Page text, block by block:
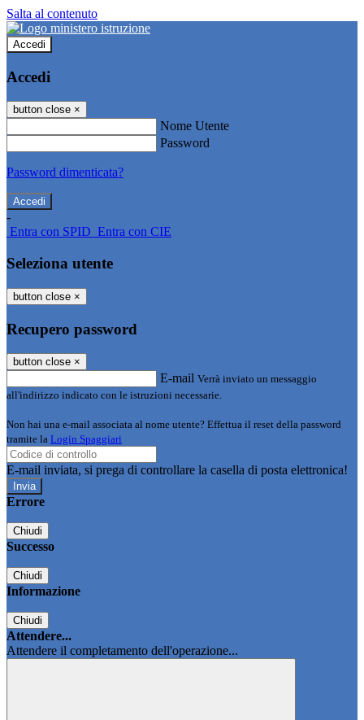
Salta al contenuto
Accedi
Accedi
button close ×
Nome Utente
Password
Password dimenticata?
-
Entra con SPID Entra con CIE
Seleziona utente
button close ×
Recupero password
button close ×
E-mail Verrà inviato un messaggio
all'indirizzo indicato con le istruzioni necessarie.
Non hai una e-mail associata al nome utente? Effettua il reset della password
tramite la Login Spaggiari
E-mail inviata, si prega di controllare la casella di posta elettronica!
Errore
Chiudi
Successo
Chiudi
Informazione
Chiudi
Attendere...
Attendere il completamento dell'operazione...